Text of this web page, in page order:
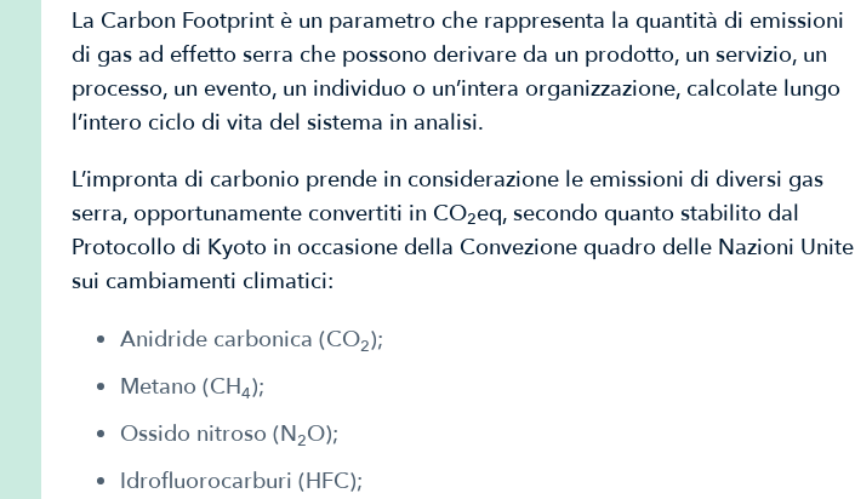
La Carbon Footprint è un parametro che rappresenta la quantità di emissioni
di gas ad effetto serra che possono derivare da un prodotto, un servizio, un
processo, un evento, un individuo o un’intera organizzazione, calcolate lungo
l’intero ciclo di vita del sistema in analisi.
L’impronta di carbonio prende in considerazione le emissioni di diversi gas
serra, opportunamente convertiti in CO2eq, secondo quanto stabilito dal
Protocollo di Kyoto in occasione della Convezione quadro delle Nazioni Unite
sui cambiamenti climatici:
Anidride carbonica (CO2);
Metano (CH4);
Ossido nitroso (N2O);
Idrofluorocarburi (HFC);